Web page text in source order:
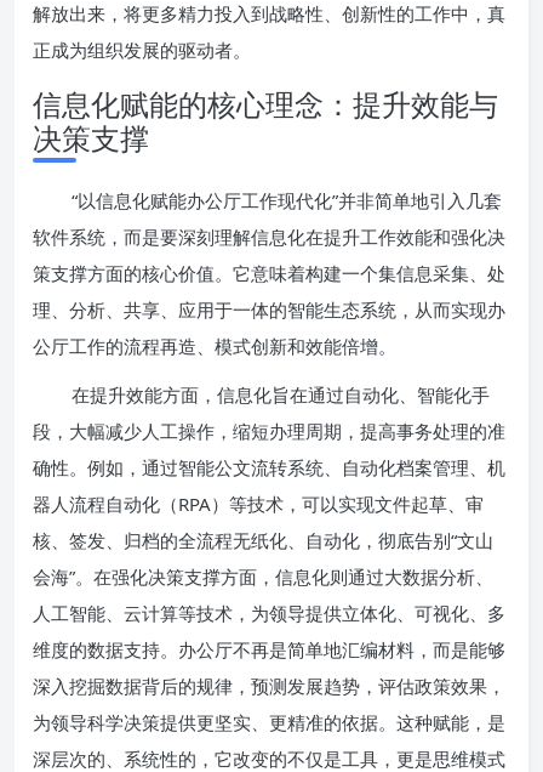
解放出来，将更多精力投入到战略性、创新性的工作中，真
正成为组织发展的驱动者。
信息化赋能的核心理念：提升效能与
决策支撑
“以信息化赋能办公厅工作现代化”并非简单地引入几套
软件系统，而是要深刻理解信息化在提升工作效能和强化决
策支撑方面的核心价值。它意味着构建一个集信息采集、处
理、分析、共享、应用于一体的智能生态系统，从而实现办
公厅工作的流程再造、模式创新和效能倍增。
在提升效能方面，信息化旨在通过自动化、智能化手
段，大幅减少人工操作，缩短办理周期，提高事务处理的准
确性。例如，通过智能公文流转系统、自动化档案管理、机
器人流程自动化（RPA）等技术，可以实现文件起草、审
核、签发、归档的全流程无纸化、自动化，彻底告别“文山
会海”。在强化决策支撑方面，信息化则通过大数据分析、
人工智能、云计算等技术，为领导提供立体化、可视化、多
维度的数据支持。办公厅不再是简单地汇编材料，而是能够
深入挖掘数据背后的规律，预测发展趋势，评估政策效果，
为领导科学决策提供更坚实、更精准的依据。这种赋能，是
深层次的、系统性的，它改变的不仅是工具，更是思维模式